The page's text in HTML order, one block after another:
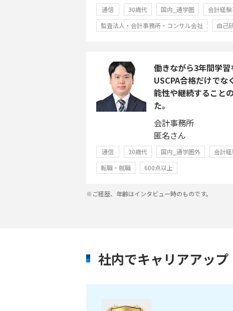
通信 30歳代 国内_通学圏
会計経
監査法人・会計事務所・コンサル会社
自己
働きながら3年間学習
USCPA合格だけでな
能性や継続すること
た。
会計事務所
匿名さん
通信 20歳代 国内_通学圏外 会計
転職・就職
600点以上
※ご経歴、年齢はインタビュー時のものです。
社内でキャリアアップ